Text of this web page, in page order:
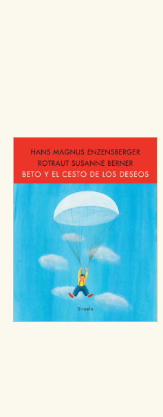
y no es posible
algunas áreas de nuestra web
cada vez que nos visita.
y se utilizan para mostrar
sino que se basan en la